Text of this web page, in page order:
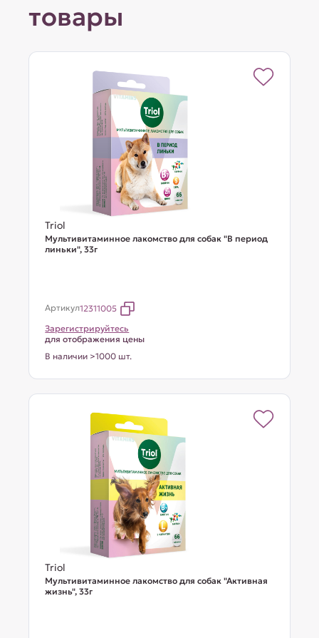
товары
Triol
Мультивитаминное лакомство для собак "В период
линьки", 33г
Артикул12311005
Зарегистрируйтесь
для отображения цены
В наличии >1000 шт.
Triol
Мультивитаминное лакомство для собак "Активная
жизнь", 33г